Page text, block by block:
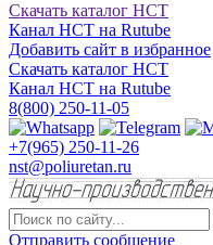
Скачать каталог НСТ
Канал НСТ на Rutube
Добавить сайт в избранное
Скачать каталог НСТ
Канал НСТ на Rutube
8(800) 250-11-05
+7(965) 250-11-26
nst@poliuretan.ru
Отправить сообщение